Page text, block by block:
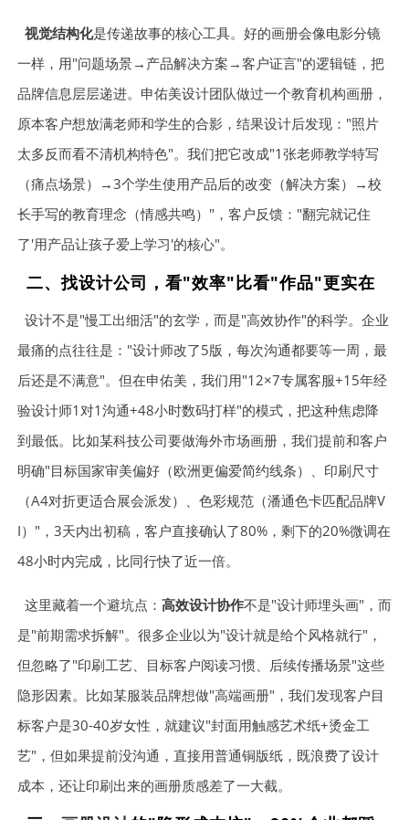
视觉结构化是传递故事的核心工具。好的画册会像电影分镜
一样，用"问题场景→产品解决方案→客户证言"的逻辑链，把
品牌信息层层递进。申佑美设计团队做过一个教育机构画册，
原本客户想放满老师和学生的合影，结果设计后发现："照片
太多反而看不清机构特色"。我们把它改成"1张老师教学特写
（痛点场景）→3个学生使用产品后的改变（解决方案）→校
长手写的教育理念（情感共鸣）"，客户反馈："翻完就记住
了'用产品让孩子爱上学习'的核心"。
二、找设计公司，看"效率"比看"作品"更实在
设计不是"慢工出细活"的玄学，而是"高效协作"的科学。企业
最痛的点往往是："设计师改了5版，每次沟通都要等一周，最
后还是不满意"。但在申佑美，我们用"12×7专属客服+15年经
验设计师1对1沟通+48小时数码打样"的模式，把这种焦虑降
到最低。比如某科技公司要做海外市场画册，我们提前和客户
明确"目标国家审美偏好（欧洲更偏爱简约线条）、印刷尺寸
（A4对折更适合展会派发）、色彩规范（潘通色卡匹配品牌V
I）"，3天内出初稿，客户直接确认了80%，剩下的20%微调在
48小时内完成，比同行快了近一倍。
这里藏着一个避坑点： 高效设计协作不是"设计师埋头画"，而
是"前期需求拆解"。很多企业以为"设计就是给个风格就行"，
但忽略了"印刷工艺、目标客户阅读习惯、后续传播场景"这些
隐形因素。比如某服装品牌想做"高端画册"，我们发现客户目
标客户是30-40岁女性，就建议"封面用触感艺术纸+烫金工
艺"，但如果提前没沟通，直接用普通铜版纸，既浪费了设计
成本，还让印刷出来的画册质感差了一大截。